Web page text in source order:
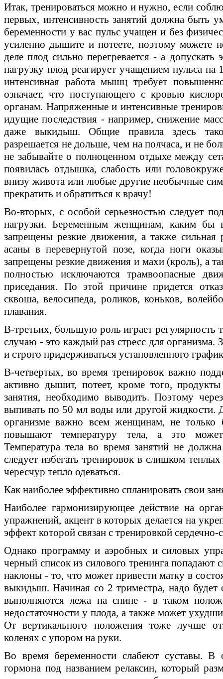
Итак, тренироваться можно и нужно, если
первых, интенсивность занятий должна быть
беременности у вас пульс учащен и без
усиленно дышите и потеете, поэтому можете
деле плод сильно перегревается - а
нагрузку плод реагирует учащением пульса
интенсивная работа мышц требует
означает, что поступающего с кровью
органам. Напряженные и интенсивные
идущие последствия - например, снижение
даже выкидыш. Общие правила здесь
разрешается не дольше, чем на полчаса, и не
не забывайте о полноценном отдыхе между
появилась отдышка, слабость или
внизу живота или любые другие необычные
прекратить и обратиться к врачу!
Во-вторых, с особой серьезностью следует
нагрузки. Беременным женщинам, каким бы
запрещены резкие движения, а также сильная
асаны в перевернутой позе, когда ноги
запрещены резкие движения и махи (кроль), а
полностью исключаются трамвоопасные
приседания. По этой причине придется
сквоша, велосипеда, роликов, коньков,
плавания.
В-третьих, большую роль играет регулярность
случаю - это каждый раз стресс для организма.
и строго придерживаться установленного
В-четвертых, во время тренировок важно
активно дышит, потеет, кроме того,
занятия, необходимо выводить. Поэтому
выпивать по 50 мл воды или другой жидкости.
организме важно всем женщинам, не только
повышают температуру тела, а это
Температура тела во время занятий не
следует избегать тренировок в слишком
чересчур тепло одеваться.
Как наиболее эффективно спланировать свои
Наиболее гармонизирующее действие на
упражнений, акцент в которых делается на
эффект которой связан с тренировкой
Однако программу и аэробных и силовых
черный список из силового тренинга попадают
наклоны - то, что может привести матку в
выкидыш. Начиная со 2 триместра, надо будет
выполняются лежа на спине - в таком
недостаточности у плода, а также может
От вертикального положения тоже лучше
коленях с упором на руки.
Во время беременности слабеют суставы. В
гормона под названием релаксин, который